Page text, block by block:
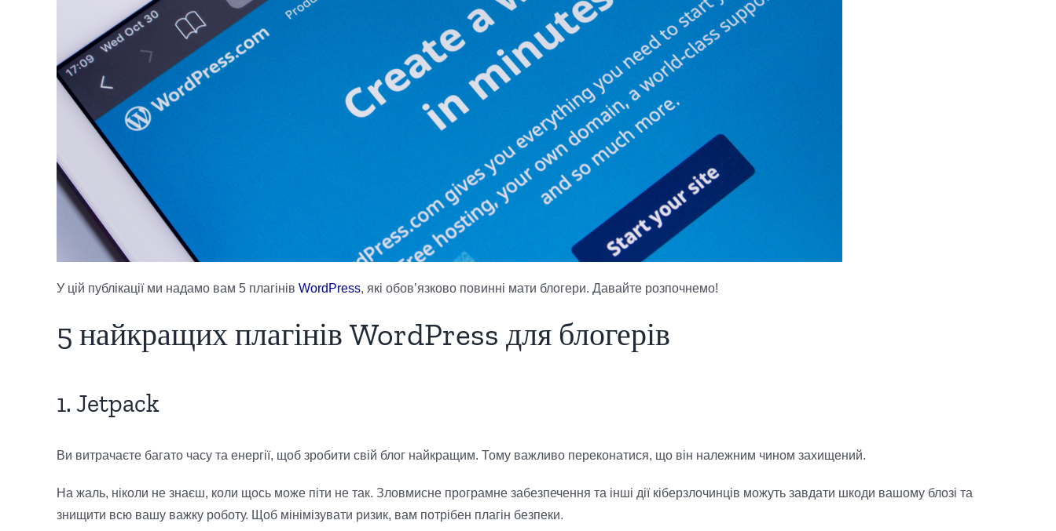
У цій публікації ми надамо вам 5 плагінів WordPress, які обов’язково повинні мати блогери. Давайте розпочнемо!
5 найкращих плагінів WordPress для блогерів
1. Jetpack
Ви витрачаєте багато часу та енергії, щоб зробити свій блог найкращим. Тому важливо переконатися, що він належним чином захищений.
На жаль, ніколи не знаєш, коли щось може піти не так. Зловмисне програмне забезпечення та інші дії кіберзлочинців можуть завдати шкоди вашому блозі та
знищити всю вашу важку роботу. Щоб мінімізувати ризик, вам потрібен плагін безпеки.